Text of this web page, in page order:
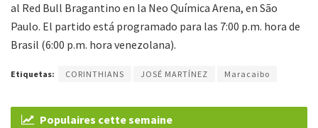
al Red Bull Bragantino en la Neo Química Arena, en São
Paulo. El partido está programado para las 7:00 p.m. hora de
Brasil (6:00 p.m. hora venezolana).
Etiquetas: CORINTHIANS JOSÉ MARTÍNEZ Maracaibo
Populaires cette semaine